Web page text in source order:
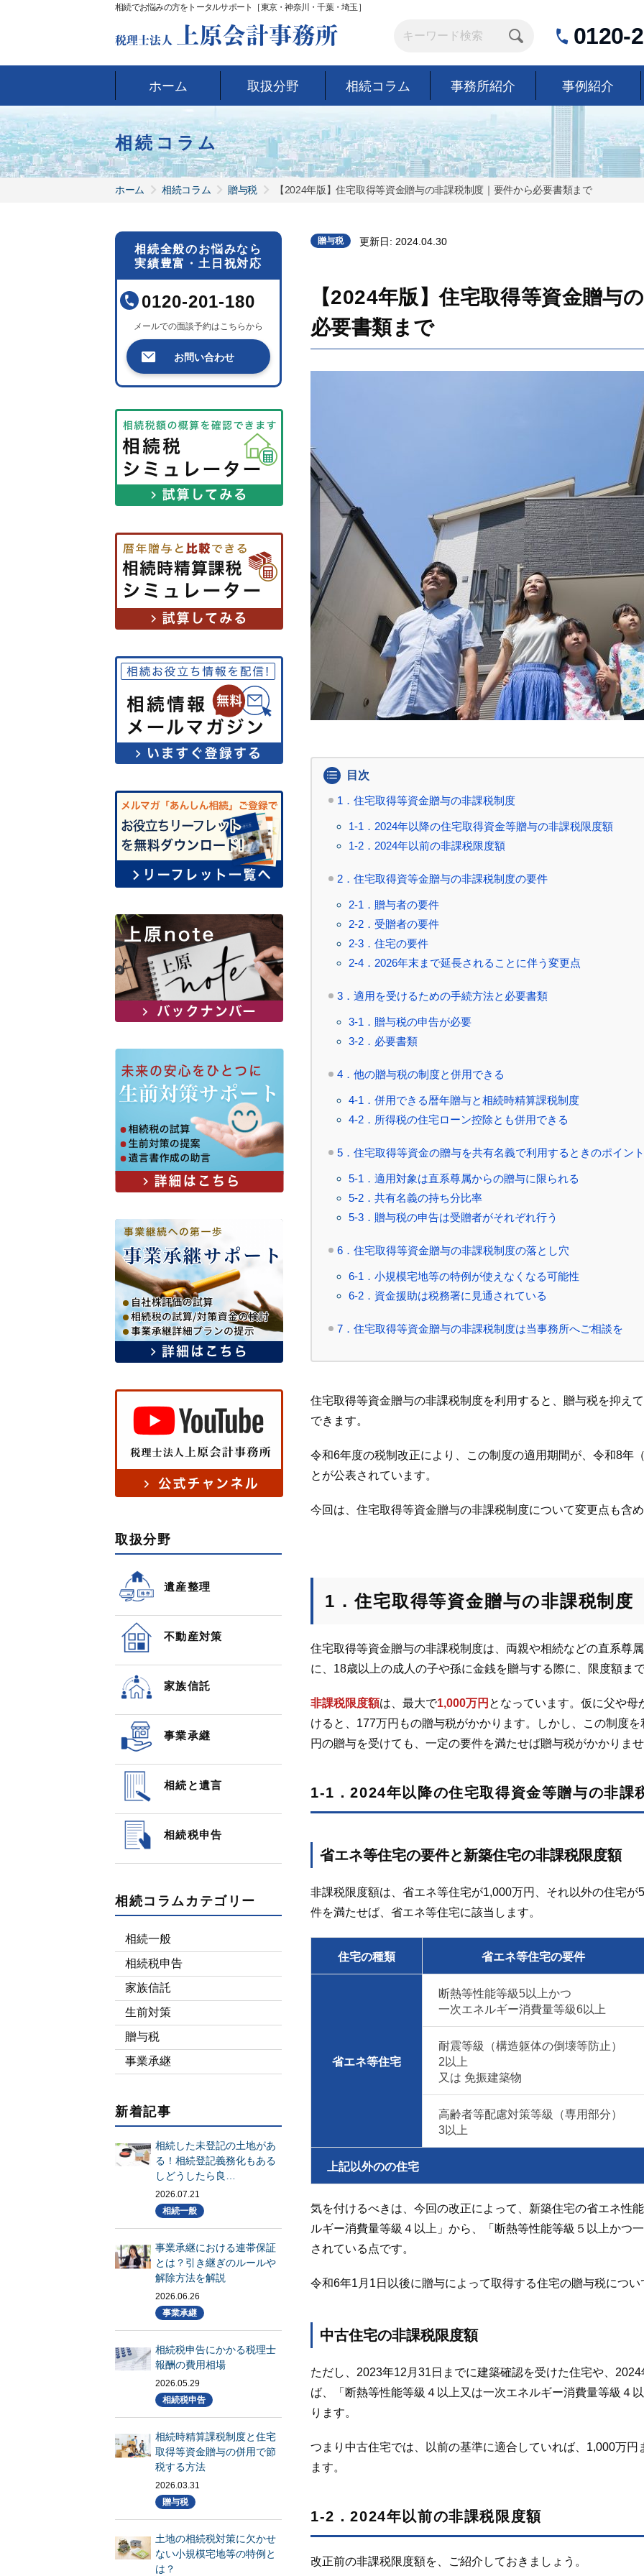
相続でお悩みの方をトータルサポート［東京・神奈川・千葉・埼玉］
0120-
ホーム 取扱分野 相続コラム 事務所紹介 事例紹介
相続コラム
ホーム 相続コラム 贈与税 【2024年版】住宅取得等資金贈与の非課税制度｜要件から必要書類まで
贈与税 更新日: 2024.04.30
【2024年版】住宅取得等資金贈与
必要書類まで
目次
1．住宅取得等資金贈与の非課税制度
1-1．2024年以降の住宅取得資金等贈与の非課税限度額
1-2．2024年以前の非課税限度額
2．住宅取得資等金贈与の非課税制度の要件
2-1．贈与者の要件
2-2．受贈者の要件
2-3．住宅の要件
2-4．2026年末まで延長されることに伴う変更点
3．適用を受けるための手続方法と必要書類
3-1．贈与税の申告が必要
3-2．必要書類
4．他の贈与税の制度と併用できる
4-1．併用できる暦年贈与と相続時精算課税制度
4-2．所得税の住宅ローン控除とも併用できる
5．住宅取得等資金の贈与を共有名義で利用するときのポイント
5-1．適用対象は直系尊属からの贈与に限られる
5-2．共有名義の持ち分比率
5-3．贈与税の申告は受贈者がそれぞれ行う
6．住宅取得等資金贈与の非課税制度の落とし穴
6-1．小規模宅地等の特例が使えなくなる可能性
6-2．資金援助は税務署に見通されている
7．住宅取得等資金贈与の非課税制度は当事務所へご相談を
住宅取得等資金贈与の非課税制度を利用すると、贈与税を抑え
できます。
令和6年度の税制改正により、この制度の適用期間が、令和8年
とが公表されています。
今回は、住宅取得等資金贈与の非課税制度について変更点も含
1．住宅取得等資金贈与の非課税制度
住宅取得等資金贈与の非課税制度は、両親や相続などの直系尊
に、18歳以上の成人の子や孫に金銭を贈与する際に、限度額ま
非課税限度額は、最大で1,000万円 となっています。仮に父や母
けると、 177万円もの贈与税がかかります。しかし、この制度
円の贈与を受けても、一定の要件を満たせば贈与税がかかりま
1-1．2024年以降の住宅取得資金等贈与の非課
省エネ等住宅の要件と新築住宅の非課税限度額
非課税限度額は、省エネ等住宅が1,000万円、それ以外の住宅
件を満たせば、省エネ等住宅に該当します。
住宅の種類 省エネ等住宅の要件
省エネ等住宅
断熱等性能等級5以上かつ
一次エネルギー消費量等級6以上
耐震等級（構造躯体の倒壊等防止）
2以上
又は 免振建築物
高齢者等配慮対策等級（専用部分）
3以上
上記以外のの住宅
気を付けるべきは、今回の改正によって、新築住宅の省エネ性
ルギー消費量等級４以上」から、「断熱等性能等級５以上かつ
されている点です。
令和6年1月1日以後に贈与によって取得する住宅の贈与税につ
中古住宅の非課税限度額
ただし、2023年12月31日までに建築確認を受けた住宅や、
ば、「断熱等性能等級４以上又は一次エネルギー消費量等級４
ります。
つまり中古住宅では、以前の基準に適合していれば、1,000万
ます。
1-2．2024年以前の非課税限度額
改正前の非課税限度額を、ご紹介しておきましょう。
相続全般のお悩みなら
実績豊富・土日祝対応
0120-201-180
メールでの面談予約はこちらから
お問い合わせ
取扱分野
遺産整理
不動産対策
家族信託
事業承継
相続と遺言
相続税申告
相続コラムカテゴリー
相続一般
相続税申告
家族信託
生前対策
贈与税
事業承継
新着記事
相続した未登記の土地があ
る！相続登記義務化もある
しどうしたら良…
2026.07.21
相続一般
事業承継における連帯保証
とは？引き継ぎのルールや
解除方法を解説
2026.06.26
事業承継
相続税申告にかかる税理士
報酬の費用相場
2026.05.29
相続税申告
相続時精算課税制度と住宅
取得等資金贈与の併用で節
税する方法
2026.03.31
贈与税
土地の相続税対策に欠かせ
ない小規模宅地等の特例と
は？